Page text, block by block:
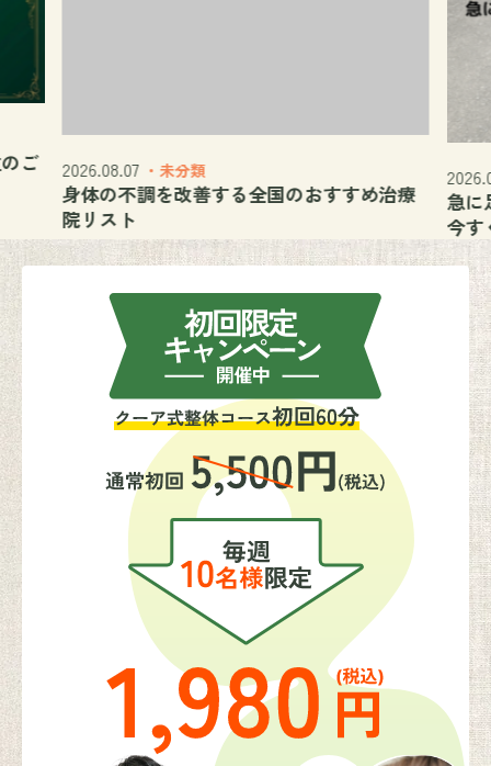
ご 2026.08.07 ・未分類
身体の不調を改善する全国のおすすめ治療
院リスト
急に
今す